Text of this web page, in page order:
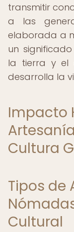
transmitir
a las
elaborada a
un
la tierra y el
desarrolla la
Impacto
Cultura
Tipos de
Cultural